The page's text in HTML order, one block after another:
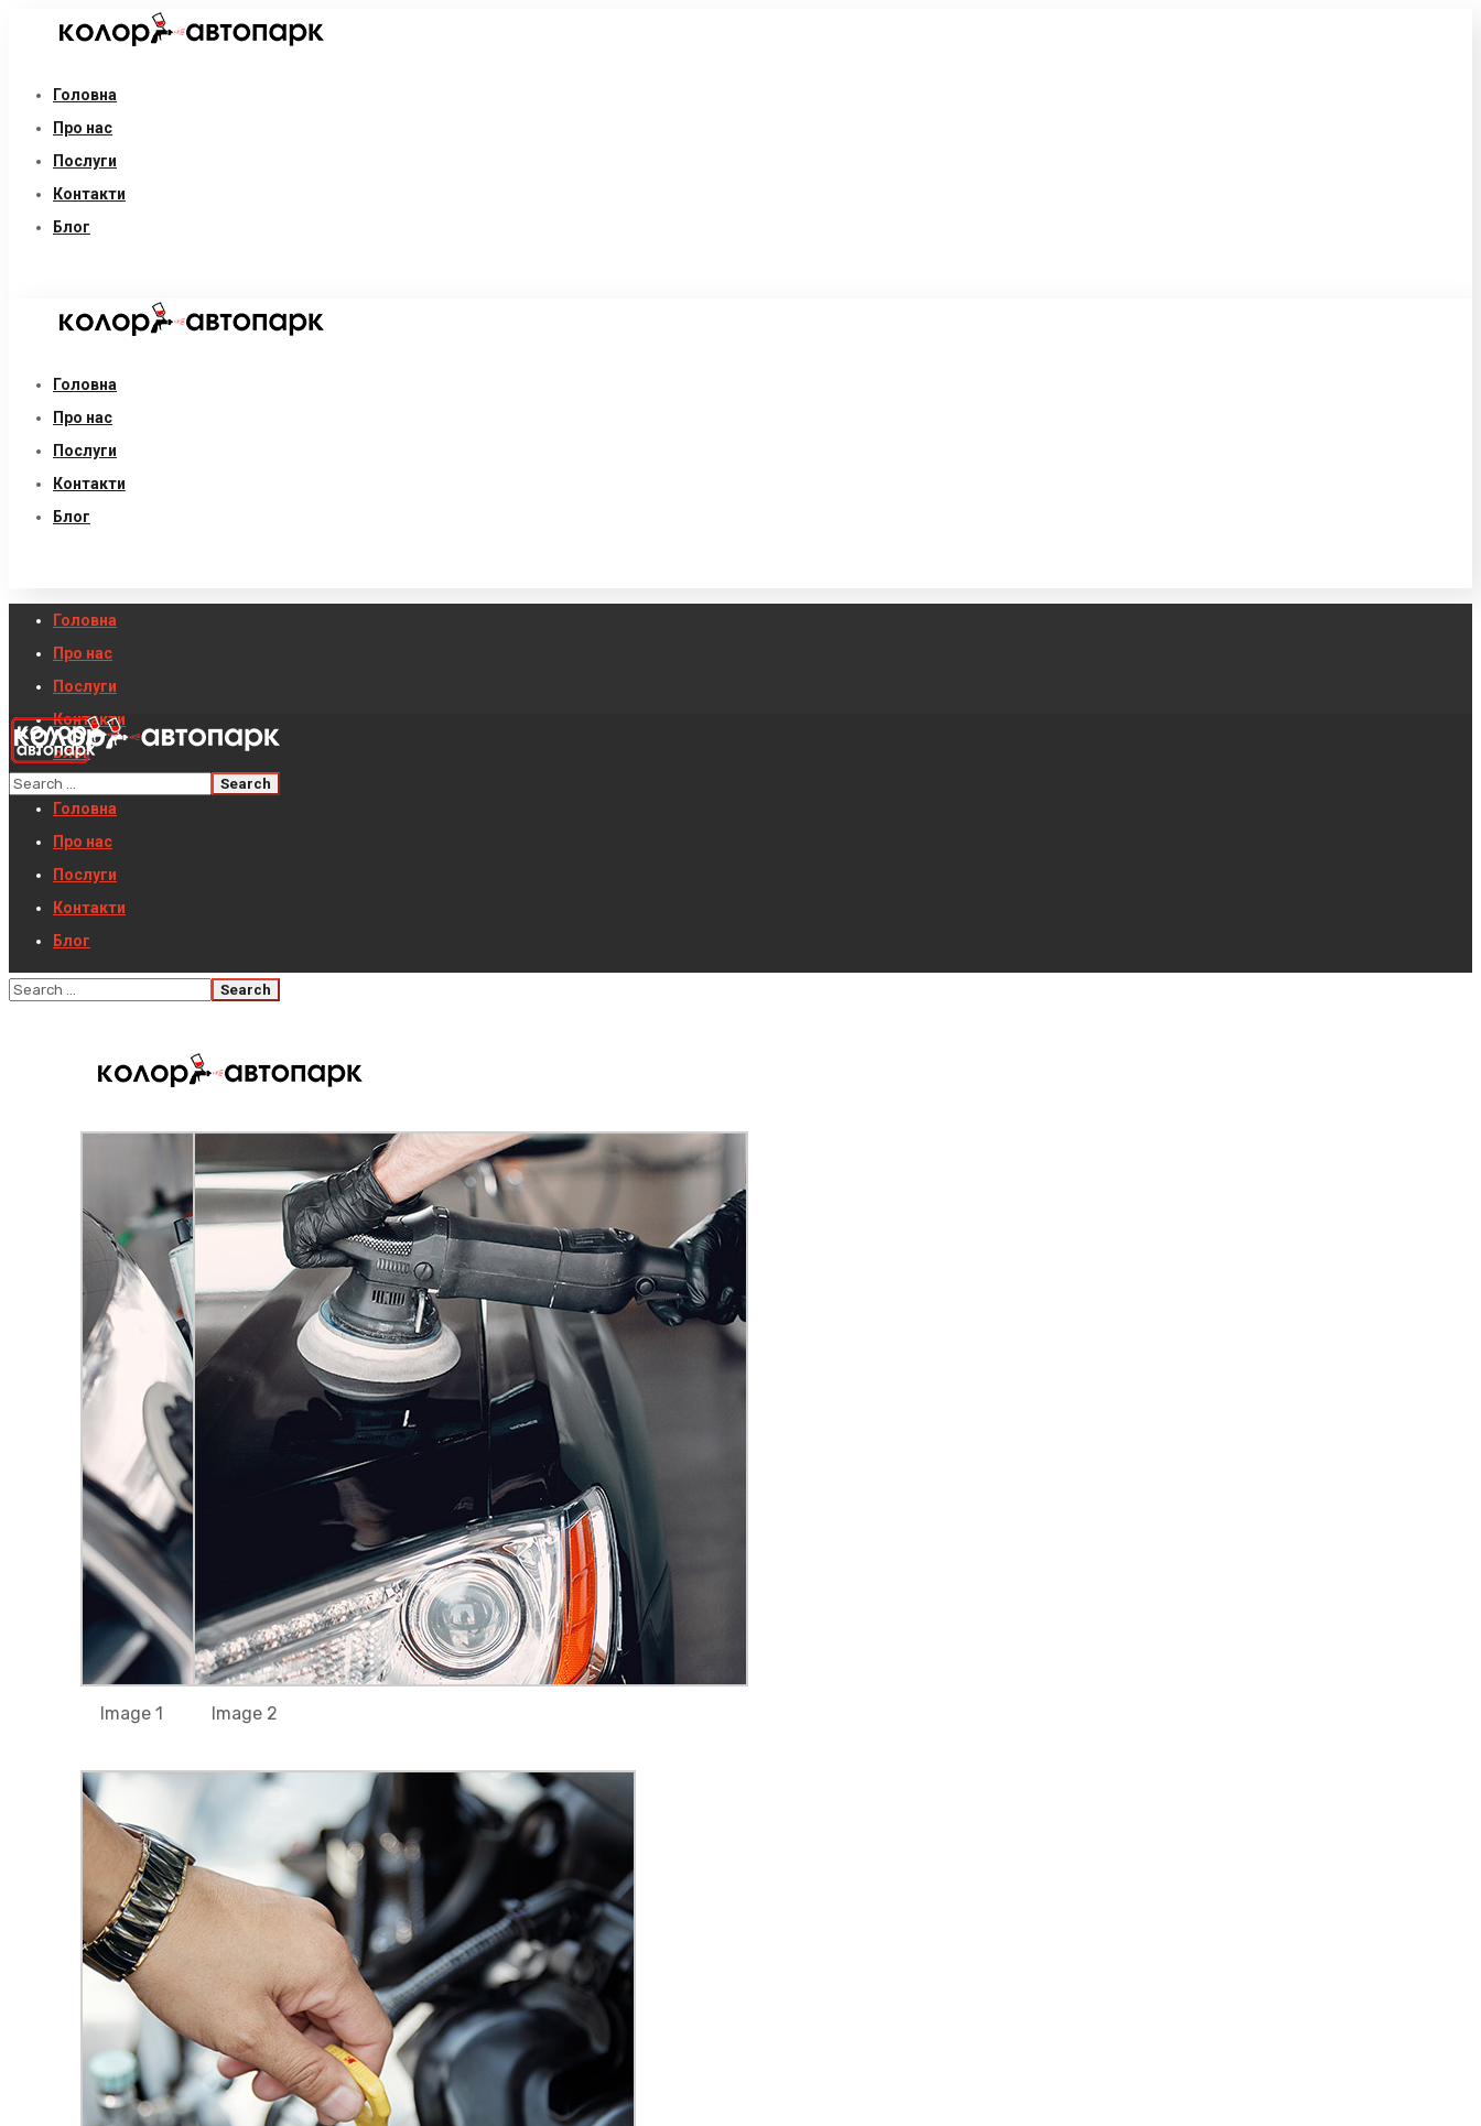
Головна
Про нас
Послуги
Контакти
Блог
Головна
Про нас
Послуги
Контакти
Блог
Головна
Про нас
Послуги
Контакти
Блог
Головна
Про нас
Послуги
Контакти
Блог
Image 1 Image 2